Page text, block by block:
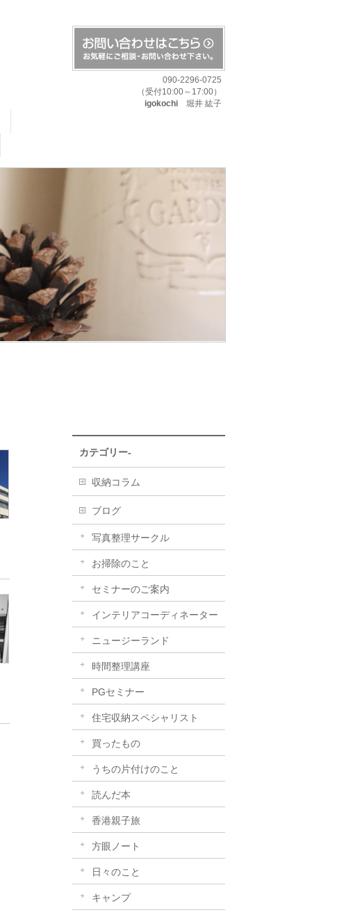
090-2296-0725
（受付10:00～17:00）
igokochi 堀井 紘子
カテゴリー-
収納コラム
ブログ
写真整理サークル
お掃除のこと
セミナーのご案内
インテリアコーディネーター
ニュージーランド
時間整理講座
PGセミナー
住宅収納スペシャリスト
買ったもの
うちの片付けのこと
読んだ本
香港親子旅
方眼ノート
日々のこと
キャンプ